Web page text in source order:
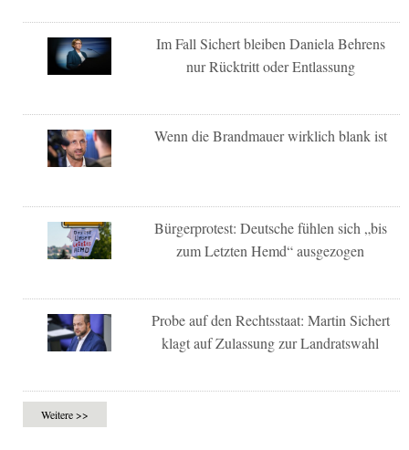
Im Fall Sichert bleiben Daniela Behrens
nur Rücktritt oder Entlassung
Wenn die Brandmauer wirklich blank ist
Bürgerprotest: Deutsche fühlen sich „bis
zum Letzten Hemd“ ausgezogen
Probe auf den Rechtsstaat: Martin Sichert
klagt auf Zulassung zur Landratswahl
Weitere >>